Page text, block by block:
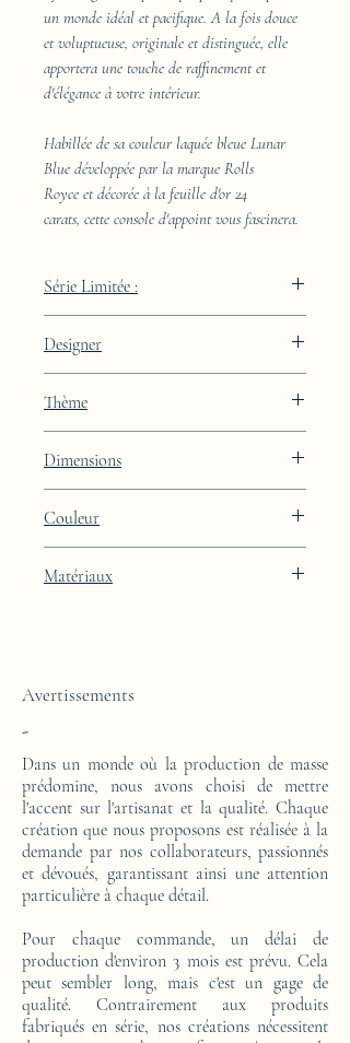
un monde idéal et pacifique. A la fois douce
et voluptueuse, originale et distinguée, elle
apportera une touche de raffinement et
d'élégance à votre intérieur.
Habillée de sa couleur laquée bleue Lunar
Blue développée par la marque Rolls
Royce et décorée à la feuille d'or 24
carats, cette console d'appoint vous fascinera.
Série Limitée :
Designer
Thème
Dimensions
: 29cm
Couleur
intégration de feuille d'or 24k
Matériaux
Avertissements
-
Dans un monde où la production de masse
prédomine, nous avons choisi de mettre
l'accent sur l'artisanat et la qualité. Chaque
création que nous proposons est réalisée à la
demande par nos collaborateurs, passionnés
et dévoués, garantissant ainsi une attention
particulière à chaque détail.
Pour chaque commande, un délai de
production d'environ 3 mois est prévu. Cela
peut sembler long, mais c'est un gage de
qualité. Contrairement aux produits
fabriqués en série, nos créations nécessitent